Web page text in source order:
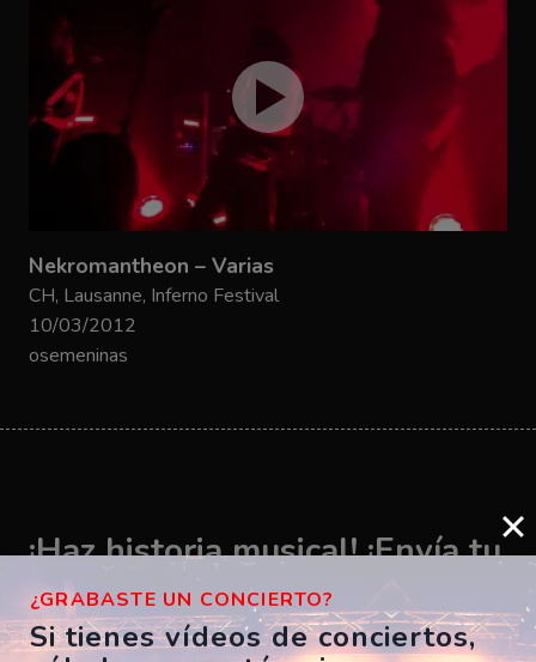
Nekromantheon – Varias
CH, Lausanne, Inferno Festival
10/03/2012
osemeninas
¡Haz historia musical! ¡Envía tu
vídeo ahora!
¿GRABASTE UN CONCIERTO?
Si tienes vídeos de conciertos,